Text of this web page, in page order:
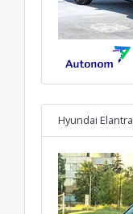
Hyundai Elantra